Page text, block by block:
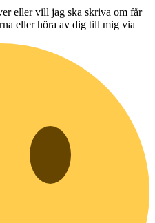
eller vill jag ska skriva om får
eller höra av dig till mig via